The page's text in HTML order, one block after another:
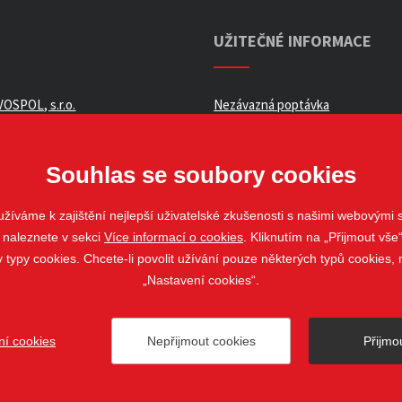
s.r.o.
UŽITEČNÉ INFORMACE
Nezávazná poptávka
Pole web@stavospol.cz
Nastavení cookies
Souhlas se soubory cookies
k zajištění nejlepší uživatelské zkušenosti s našimi webovými
v sekci Více informací o cookies . Kliknutím na „Přijmout
typy cookies. Chcete-li povolit užívání pouze některých typů cookies,
„Nastavení cookies“.
Nepřijmout cookies
cookies